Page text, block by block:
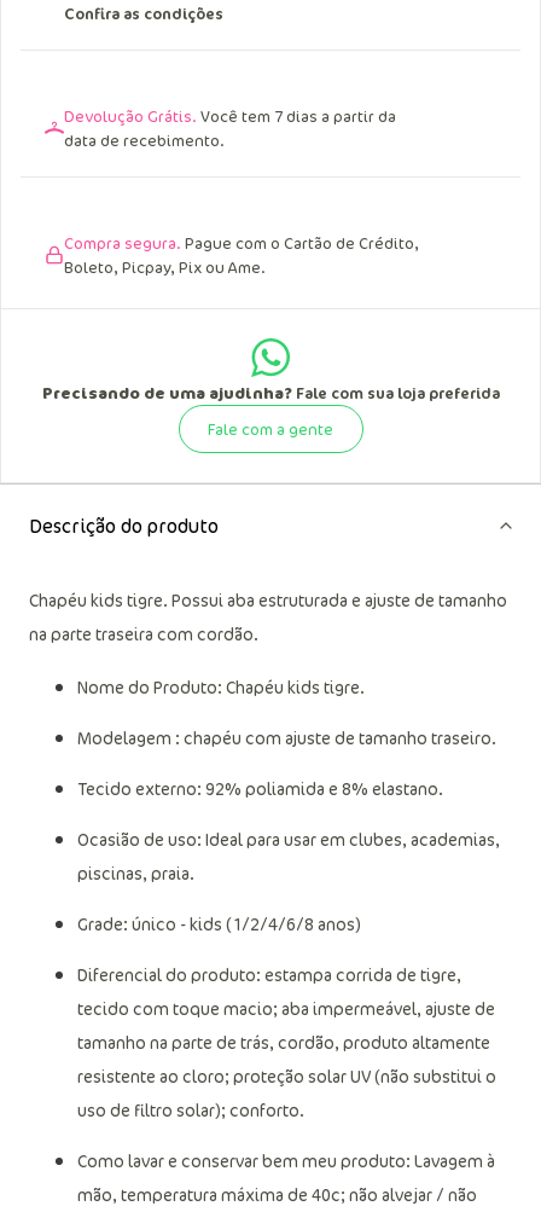
Confira as condições
Devolução Grátis. Você tem 7 dias a partir da
data de recebimento.
Compra segura. Pague com o Cartão de Crédito,
Boleto, Picpay, Pix ou Ame.
Precisando de uma ajudinha?Fale com sua loja preferida
Fale com a gente
Descrição do produto
Chapéu kids tigre. Possui aba estruturada e ajuste de tamanho
na parte traseira com cordão.
Nome do Produto: Chapéu kids tigre.
Modelagem : chapéu com ajuste de tamanho traseiro.
Tecido externo: 92% poliamida e 8% elastano.
Ocasião de uso: Ideal para usar em clubes, academias,
piscinas, praia.
Grade: único - kids (1/2/4/6/8 anos)
Diferencial do produto: estampa corrida de tigre,
tecido com toque macio; aba impermeável, ajuste de
tamanho na parte de trás, cordão, produto altamente
resistente ao cloro; proteção solar UV (não substitui o
uso de filtro solar); conforto.
Como lavar e conservar bem meu produto: Lavagem à
mão, temperatura máxima de 40c; não alvejar / não